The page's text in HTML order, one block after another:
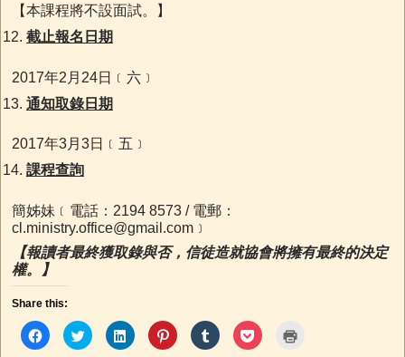
【本課程將不設面試。】
截止報名日期
2017年2月24日﹝六﹞
通知取錄日期
2017年3月3日﹝五﹞
課程查詢
簡姊妹﹝電話：2194 8573 / 電郵：
cl.ministry.office@gmail.com ﹞
【報讀者最終獲取錄與否，信徒造就協會將擁有最終的決定
權。】
Share this:
C
l
C
l
C
l
C
l
C
l
C
l